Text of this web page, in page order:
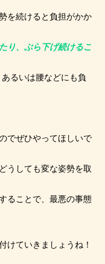
を続けると負担がかか
り、ぶら下げ続けるこ
るいは腰などにも負
でぜひやってほしいで
うしても変な姿勢を取
ることで、最悪の事態
けていきましょうね！